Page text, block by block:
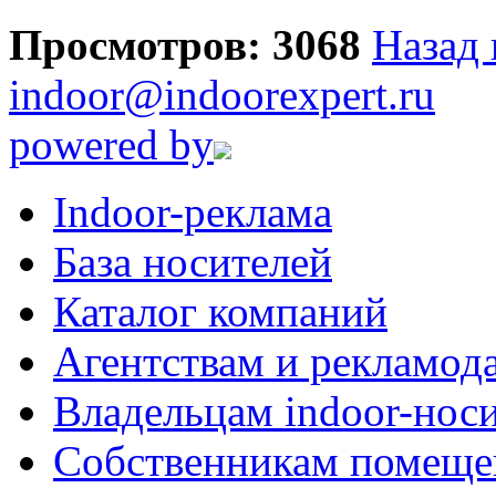
Просмотров: 3068 Назад
indoor@indoorexpert.ru
powered by
Indoor-реклама
База носителей
Каталог компаний
Агентствам и
Владельцам indoor-
Собственникам